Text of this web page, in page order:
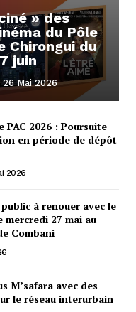
» des
du Pôle
Chirongui du
juin
26 Mai 2026
PAC 2026 : Poursuite
en période de dépôt
2026
à renouer avec le
mercredi 27 mai au
Combani
M’safara avec des
le réseau interurbain